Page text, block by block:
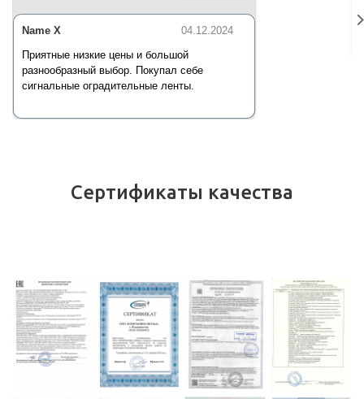
04.12.2024
Name X
Приятные низкие цены и большой
разнообразный выбор. Покупал себе
сигнальные оградительные ленты.
Сертификаты качества